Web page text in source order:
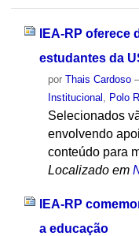
IEA-RP oferece
estudantes da
por Thais Cardoso
Institucional
Polo
Selecionados
envolvendo
conteúdo para
Localizado em
IEA-RP
a educação